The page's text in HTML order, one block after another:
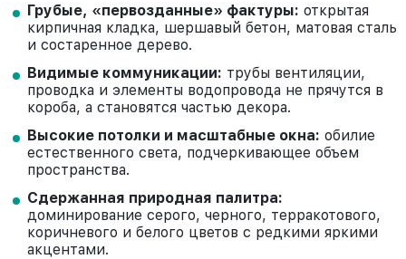
Грубые, «первозданные» фактуры: открытая
кирпичная кладка, шершавый бетон, матовая сталь
и состаренное дерево.
Видимые коммуникации: трубы вентиляции,
проводка и элементы водопровода не прячутся в
короба, а становятся частью декора.
Высокие потолки и масштабные окна: обилие
естественного света, подчеркивающее объем
пространства.
Сдержанная природная палитра:
доминирование серого, черного, терракотового,
коричневого и белого цветов с редкими яркими
акцентами.